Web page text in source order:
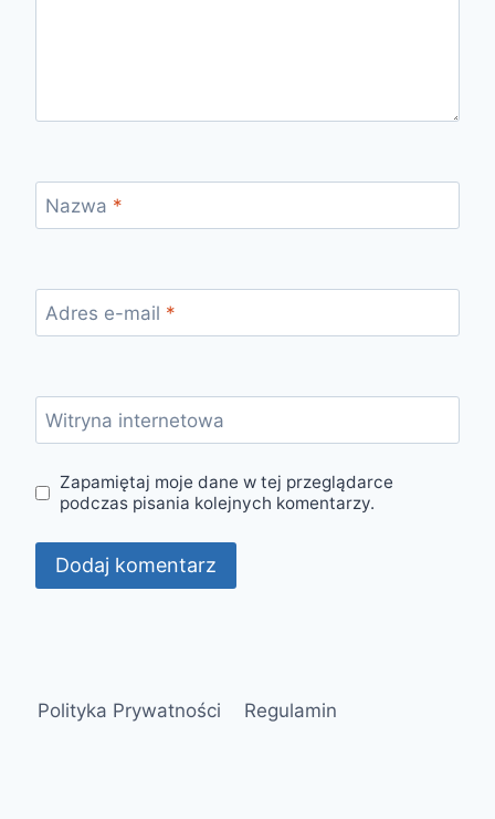
Nazwa *
Adres e-mail *
Witryna internetowa
Zapamiętaj moje dane w tej przeglądarce
podczas pisania kolejnych komentarzy.
Polityka Prywatności Regulamin